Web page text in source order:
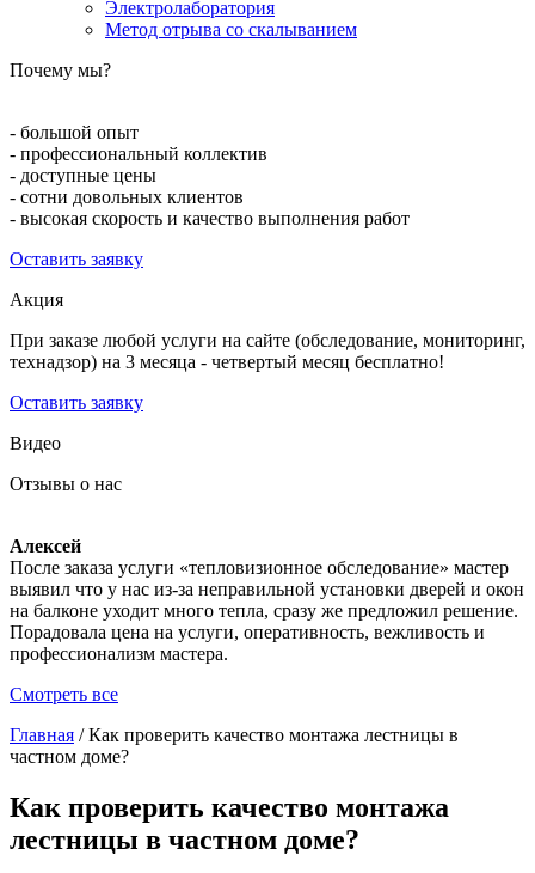
Электролаборатория
Метод отрыва со скалыванием
Почему мы?
- большой опыт
- профессиональный коллектив
- доступные цены
- сотни довольных клиентов
- высокая скорость и качество выполнения работ
Оставить заявку
Акция
При заказе любой услуги на сайте (обследование, мониторинг,
технадзор) на 3 месяца - четвертый месяц бесплатно!
Оставить заявку
Видео
Отзывы о нас
Алексей
После заказа услуги «тепловизионное обследование» мастер
выявил что у нас из-за неправильной установки дверей и окон
на балконе уходит много тепла, сразу же предложил решение.
Порадовала цена на услуги, оперативность, вежливость и
профессионализм мастера.
Смотреть все
Главная /Как проверить качество монтажа лестницы в
частном доме?
Как проверить качество монтажа
лестницы в частном доме?